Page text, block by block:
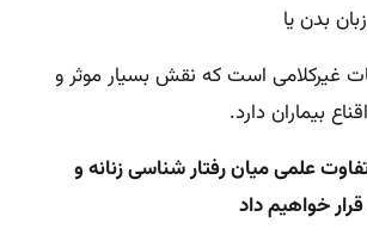
بدن یا
غیرکلامی است که نقش بسیار موثر و
بیماران دارد.
علمی میان رفتار شناسی زنانه و
خواهیم داد